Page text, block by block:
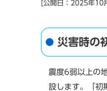
[公開日：2025年10
災害時の
震度6弱以上の
設します。「初